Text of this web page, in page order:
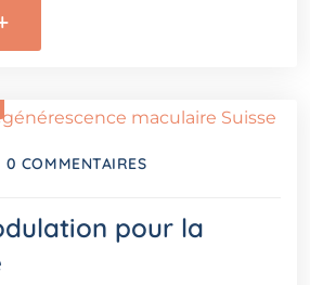
0 COMMENTAIRES
pour la